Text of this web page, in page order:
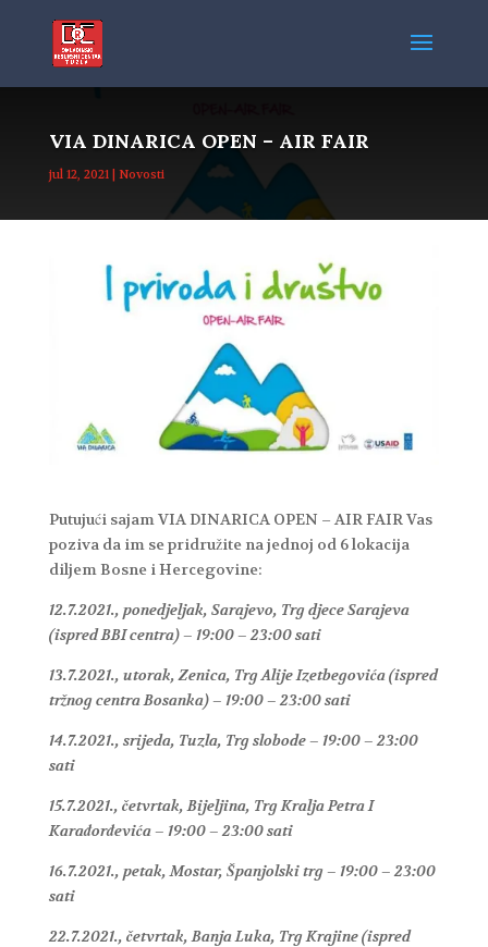
VIA DINARICA OPEN – AIR FAIR
jul 12, 2021| Novosti
Putujući sajam VIA DINARICA OPEN – AIR FAIR Vas
poziva da im se pridružite na jednoj od 6 lokacija
diljem Bosne i Hercegovine:
12.7.2021., ponedjeljak, Sarajevo, Trg djece Sarajeva
(ispred BBI centra) – 19:00 – 23:00 sati
13.7.2021., utorak, Zenica, Trg Alije Izetbegovića (ispred
tržnog centra Bosanka) – 19:00 – 23:00 sati
14.7.2021., srijeda, Tuzla, Trg slobode – 19:00 – 23:00
sati
15.7.2021., četvrtak, Bijeljina, Trg Kralja Petra I
Karađorđevića – 19:00 – 23:00 sati
16.7.2021., petak, Mostar, Španjolski trg – 19:00 – 23:00
sati
22.7.2021., četvrtak, Banja Luka, Trg Krajine (ispred